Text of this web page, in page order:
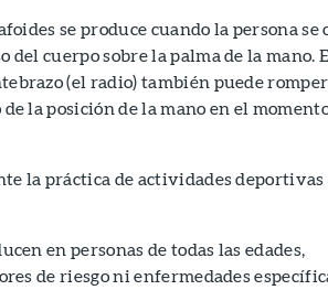
se produce cuando la persona se
del cuerpo sobre la palma de la mano.
(el radio) también puede
la posición de la mano en el
la práctica de actividades deportivas
en personas de todas las edades,
de riesgo ni enfermedades